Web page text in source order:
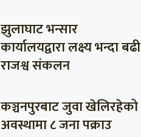
झुलाघाट भन्सार
कार्यालयद्वारा लक्ष्य भन्दा बढी
राजश्व संकलन
कञ्चनपुरबाट जुवा खेलिरहेको
अवस्थामा ८ जना पक्राउ